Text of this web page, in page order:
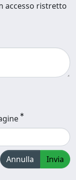
accesso ristretto
Annulla Invia